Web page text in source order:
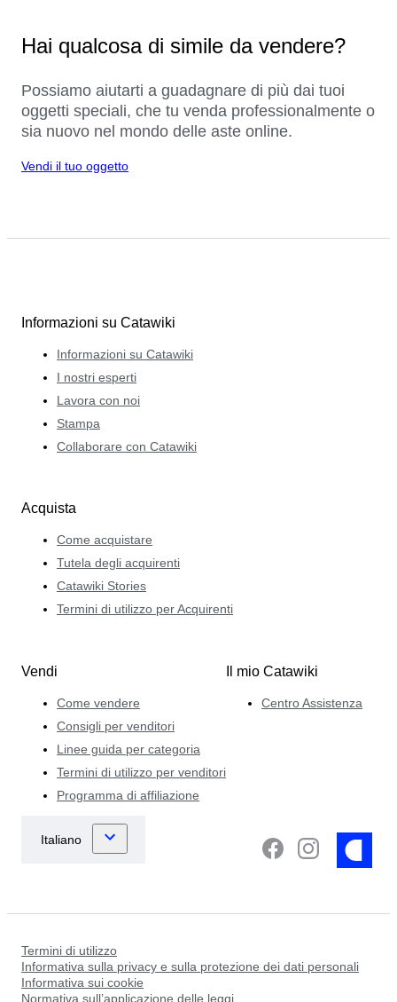
Hai qualcosa di simile da vendere?
Possiamo aiutarti a guadagnare di più dai tuoi
oggetti speciali, che tu venda professionalmente o
sia nuovo nel mondo delle aste online.
Vendi il tuo oggetto
Informazioni su Catawiki
Informazioni su Catawiki
I nostri esperti
Lavora con noi
Stampa
Collaborare con Catawiki
Acquista
Come acquistare
Tutela degli acquirenti
Catawiki Stories
Termini di utilizzo per Acquirenti
Vendi
Come vendere
Consigli per venditori
Linee guida per categoria
Termini di utilizzo per venditori
Programma di affiliazione
Il mio Catawiki
Centro Assistenza
Termini di utilizzo
Informativa sulla privacy e sulla protezione dei dati personali
Informativa sui cookie
Normativa sull’applicazione delle leggi